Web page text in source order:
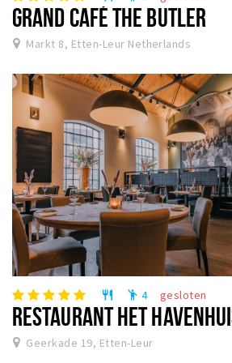
GRAND CAFÉ THE BUTLER
Markt 8, Etten-Leur Netherlands
restaurant emoji_people 4 gesloten
RESTAURANT HET
Geerkade 19, Etten-Leur